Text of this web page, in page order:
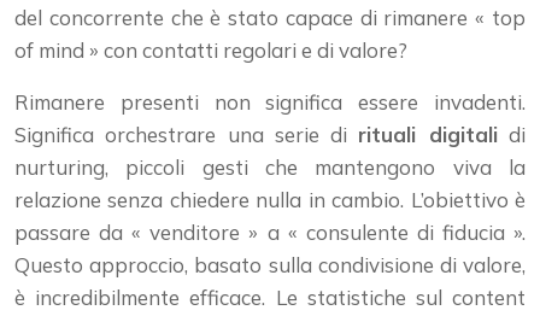
del concorrente che è stato capace di rimanere « top
of mind » con contatti regolari e di valore?
Rimanere presenti non significa essere invadenti.
Significa orchestrare una serie di rituali digitali di
nurturing, piccoli gesti che mantengono viva la
relazione senza chiedere nulla in cambio. L’obiettivo è
passare da « venditore » a « consulente di fiducia ».
Questo approccio, basato sulla condivisione di valore,
è incredibilmente efficace. Le statistiche sul content